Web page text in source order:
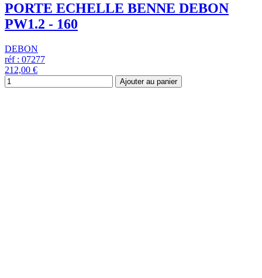
PORTE ECHELLE BENNE DEBON
PW1.2 - 160
DEBON
réf : 07277
212,00 €
Ajouter au panier